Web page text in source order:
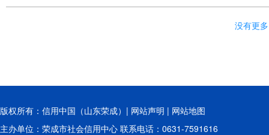
没有更
版权所有：信用中国（山东荣成）| 网站声明 | 网站地图
主办单位：荣成市社会信用中心 联系电话：0631-7591616